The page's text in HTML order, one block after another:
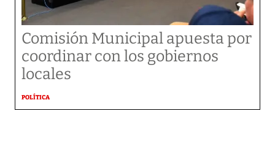
Comisión Municipal apuesta por
coordinar con los gobiernos
locales
POLÍTICA